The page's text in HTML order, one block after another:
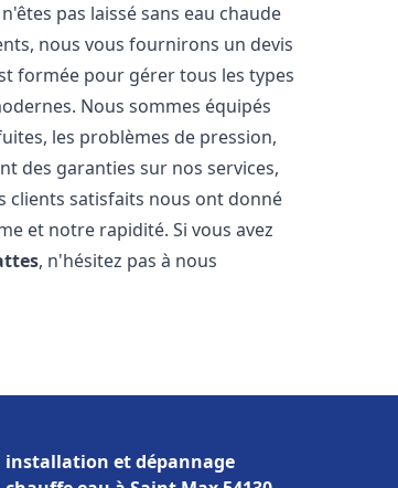
pas laissé sans eau chaude
nous vous fournirons un devis
formée pour gérer tous les types
Nous sommes équipés
les problèmes de pression,
des garanties sur nos services,
clients satisfaits nous ont donné
et notre rapidité. Si vous avez
, n'hésitez pas à nous
installation et dépannage